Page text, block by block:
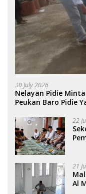
30 July 2026
Nelayan Pidie Minta
Peukan Baro Pidie
22
21
Al